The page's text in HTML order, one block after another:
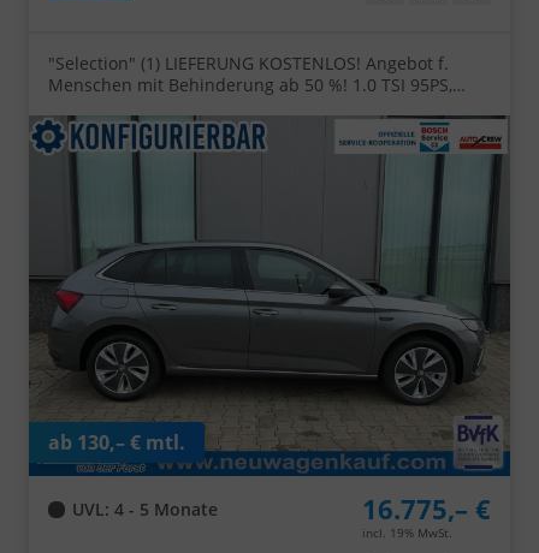
"Selection" (1) LIEFERUNG KOSTENLOS! Angebot f.
Menschen mit Behinderung ab 50 %! 1.0 TSI 95PS,
Scheinwerfer, Tempomat, Virtual Cockpit, Radio 8",
Nebelscheinwerfer
UVL: 4 - 5 Monate 16.775,– €
incl. 19% MwSt.
ab 130,– € mtl.